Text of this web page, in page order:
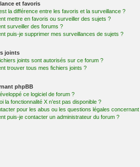
et favoris
la différence entre les favoris et la surveillance ?
mettre en favoris ou surveiller des sujets ?
surveiller des forums ?
puis-je supprimer mes surveillances de sujets ?
joints
joints sont autorisés sur ce forum ?
trouver tous mes fichiers joints ?
phpBB
ce logiciel de forum ?
la fonctionnalité X n’est pas disponible ?
pour les abus ou les questions légales
puis-je contacter un administrateur du forum ?